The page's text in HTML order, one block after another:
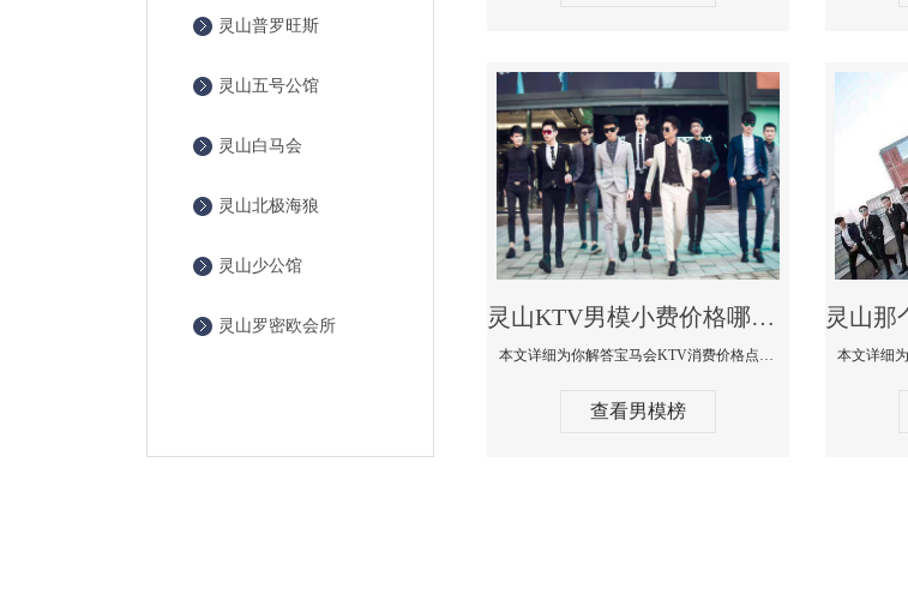
灵山普罗旺斯
灵山五号公馆
灵山白马会
灵山北极海狼
灵山少公馆
灵山罗密欧会所 灵山KTV男模小费价格哪家便宜-宝马会KTV消费口碑点评
本文详细为你解答宝马会KTV消费价格点评，更多关于KTV男模小费价格哪家便宜免费咨询150 99997335微信同步！
查看男模榜